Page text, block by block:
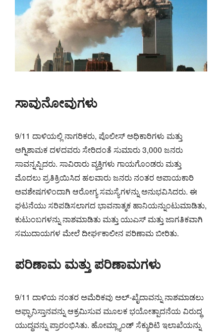
ಸಾವುನೋವುಗಳು
9/11 ದಾಳಿಯಲ್ಲಿ ನಾಗರಿಕರು, ಪೊಲೀಸ್ ಅಧಿಕಾರಿಗಳು ಮತ್ತು
ಅಗ್ನಿಶಾಮಕ ದಳದವರು ಸೇರಿದಂತೆ ಸುಮಾರು 3,000 ಜನರು
ಸಾವನ್ನಪ್ಪಿದರು. ಸಾವಿರಾರು ವ್ಯಕ್ತಿಗಳು ಗಾಯಗೊಂಡರು ಮತ್ತು
ಮೊದಲು ಪ್ರತಿಕ್ರಿಯಿಸಿದ ಹಲವಾರು ಜನರು ನಂತರ ಅಪಾಯಕಾರಿ
ಅವಶೇಷಗಳಿಂದಾಗಿ ಆರೋಗ್ಯ ಸಮಸ್ಯೆಗಳನ್ನು ಅನುಭವಿಸಿದರು. ಈ
ಘಟನೆಯು ಸರಿಪಡಿಸಲಾಗದ ಭಾವನಾತ್ಮಕ ಹಾನಿಯನ್ನುಂಟುಮಾಡಿತು,
ಕುಟುಂಬಗಳನ್ನು ನಾಶಮಾಡಿತು ಮತ್ತು ಯುಎಸ್ ಮತ್ತು ಜಾಗತಿಕವಾಗಿ
ಸಮುದಾಯಗಳ ಮೇಲೆ ದೀರ್ಘಕಾಲೀನ ಪರಿಣಾಮ ಬೀರಿತು.
ಪರಿಣಾಮ ಮತ್ತು ಪರಿಣಾಮಗಳು
9/11 ದಾಳಿಯ ನಂತರ ಅಮೆರಿಕವು ಅಲ್-ಖೈದಾವನ್ನು ನಾಶಮಾಡಲು
ಅಫ್ಘಾನಿಸ್ತಾನವನ್ನು ಆಕ್ರಮಿಸುವ ಮೂಲಕ ಭಯೋತ್ಪಾದನೆಯ ವಿರುದ್ಧ
ಯುದ್ಧವನ್ನು ಪ್ರಾರಂಭಿಸಿತು. ಹೋಮ್ಲ್ಯಾಂಡ್ ಸೆಕ್ಯುರಿಟಿ ಇಲಾಖೆಯನ್ನು